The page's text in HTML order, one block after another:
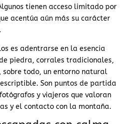
tienen acceso limitado por
acentúa aún más su carácter
es adentrarse en la esencia
piedra, corrales tradicionales,
sobre todo, un entorno natural
Son puntos de partida
y viajeros que valoran
y el contacto con la montaña.